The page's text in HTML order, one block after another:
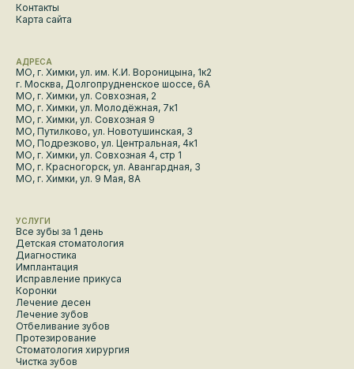
Контакты
Карта сайта
АДРЕСА
МО, г. Химки, ул. им. К.И. Вороницына, 1к2
г. Москва, Долгопрудненское шоссе, 6А
МО, г. Химки, ул. Совхозная, 2
МО, г. Химки, ул. Молодёжная, 7к1
МО, г. Химки, ул. Совхозная 9
МО, Путилково, ул. Новотушинская, 3
МО, Подрезково, ул. Центральная, 4к1
МО, г. Химки, ул. Совхозная 4, стр 1
МО, г. Красногорск, ул. Авангардная, 3
МО, г. Химки, ул. 9 Мая, 8А
УСЛУГИ
Все зубы за 1 день
Детская стоматология
Диагностика
Имплантация
Исправление прикуса
Коронки
Лечение десен
Лечение зубов
Отбеливание зубов
Протезирование
Стоматология хирургия
Чистка зубов